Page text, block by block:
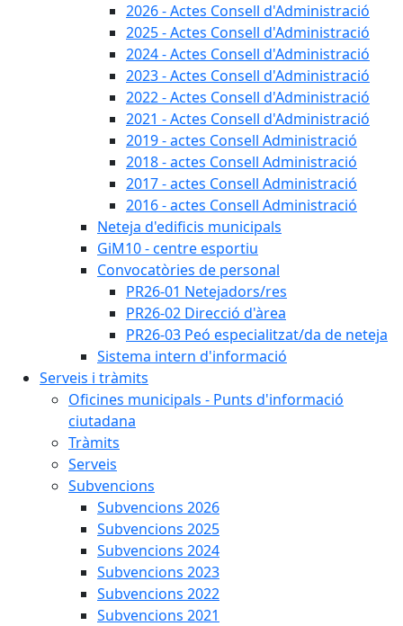
2026 - Actes Consell d'Administració
2025 - Actes Consell d'Administració
2024 - Actes Consell d'Administració
2023 - Actes Consell d'Administració
2022 - Actes Consell d'Administració
2021 - Actes Consell d'Administració
2019 - actes Consell Administració
2018 - actes Consell Administració
2017 - actes Consell Administració
2016 - actes Consell Administració
Neteja d'edificis municipals
GiM10 - centre esportiu
Convocatòries de personal
PR26-01 Netejadors/res
PR26-02 Direcció d'àrea
PR26-03 Peó especialitzat/da de neteja
Sistema intern d'informació
Serveis i tràmits
Oficines municipals - Punts d'informació
ciutadana
Tràmits
Serveis
Subvencions
Subvencions 2026
Subvencions 2025
Subvencions 2024
Subvencions 2023
Subvencions 2022
Subvencions 2021